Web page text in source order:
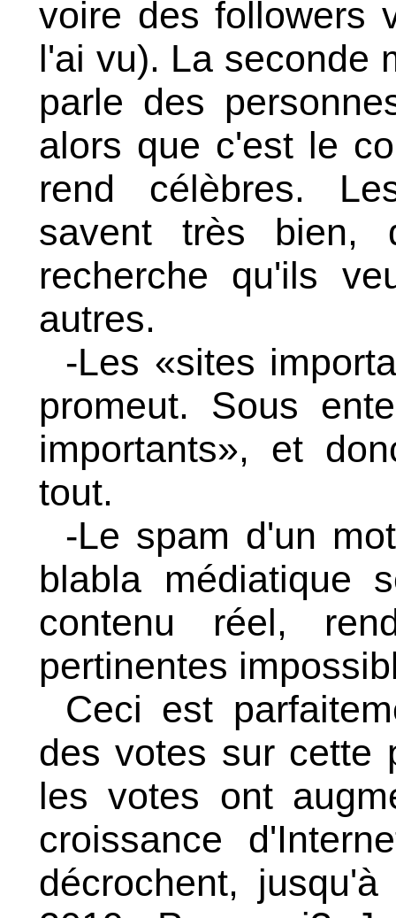
voire des followers
l'ai vu). La seconde
parle des
alors que c'est le
rend célèbres.
savent très bien,
recherche qu'ils
autres.
-Les «sites
promeut. Sous
importants», et
tout.
-Le spam d'un
blabla médiatique
contenu réel,
pertinentes
Ceci est
des votes sur cette
les votes ont
croissance
décrochent,